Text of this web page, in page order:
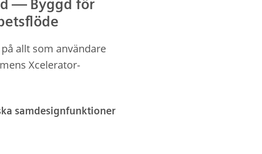
— Byggd för
allt som användare
Xcelerator-
samdesignfunktioner